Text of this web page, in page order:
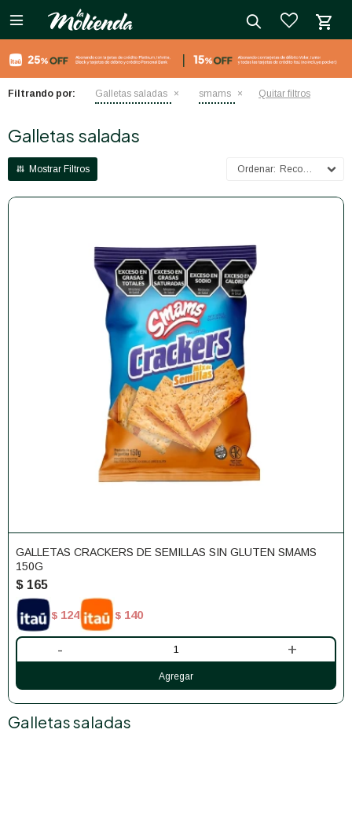

Filtrando por: Galletas saladas smams Quitar filtros
Galletas saladas
Recomendados
GALLETAS CRACKERS DE SEMILLAS SIN GLUTEN SMAMS
150G
$ 165
$ 124 $ 140
- +
Galletas saladas